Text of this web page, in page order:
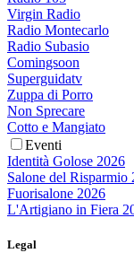
Virgin Radio
Radio Montecarlo
Radio Subasio
Comingsoon
Superguidatv
Zuppa di Porro
Non Sprecare
Cotto e Mangiato
Eventi
Identità Golose 2026
Salone del Risparmio
Fuorisalone 2026
L'Artigiano in Fiera
Legal